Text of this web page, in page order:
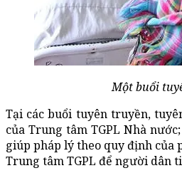
Một buổi
Tại các buổi tuyên truyền,
của Trung tâm TGPL Nhà
giúp pháp lý theo quy định của
Trung tâm TGPL để người dân